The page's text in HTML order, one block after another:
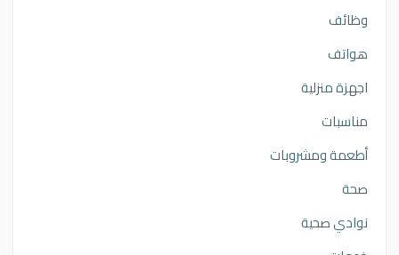
وظائف
هواتف
اجهزة منزلية
مناسبات
أطعمة ومشروبات
صحة
نوادي صحية